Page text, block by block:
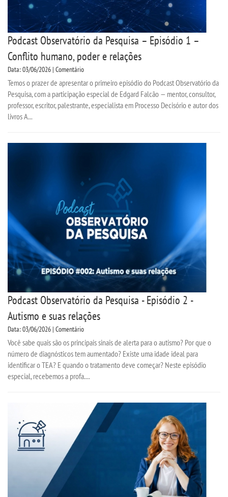
Podcast Observatório da Pesquisa – Episódio 1 –
Conflito humano, poder e relações
Data: 03/06/2026 | Comentário
Temos o prazer de apresentar o primeiro episódio do Podcast Observatório da
Pesquisa, com a participação especial de Edgard Falcão — mentor, consultor,
professor, escritor, palestrante, especialista em Processo Decisório e autor dos
livros A...
Podcast Observatório da Pesquisa - Episódio 2 -
Autismo e suas relações
Data: 03/06/2026 | Comentário
Você sabe quais são os principais sinais de alerta para o autismo? Por que o
número de diagnósticos tem aumentado? Existe uma idade ideal para
identificar o TEA? E quando o tratamento deve começar? Neste episódio
especial, recebemos a profa....